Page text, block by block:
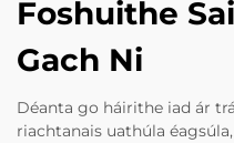
Foshuithe
Gach Ni
Déanta go háirithe iad ár
riachtanais uathúla